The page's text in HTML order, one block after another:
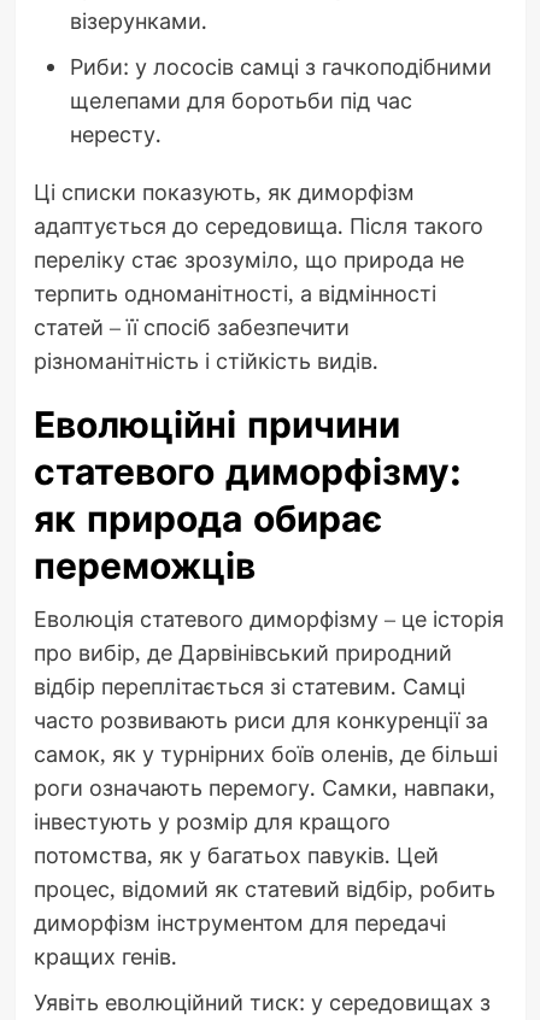
візерунками.
Риби: у лососів самці з гачкоподібними
щелепами для боротьби під час
нересту.
Ці списки показують, як диморфізм
адаптується до середовища. Після такого
переліку стає зрозуміло, що природа не
терпить одноманітності, а відмінності
статей – її спосіб забезпечити
різноманітність і стійкість видів.
Еволюційні причини
статевого диморфізму:
як природа обирає
переможців
Еволюція статевого диморфізму – це історія
про вибір, де Дарвінівський природний
відбір переплітається зі статевим. Самці
часто розвивають риси для конкуренції за
самок, як у турнірних боїв оленів, де більші
роги означають перемогу. Самки, навпаки,
інвестують у розмір для кращого
потомства, як у багатьох павуків. Цей
процес, відомий як статевий відбір, робить
диморфізм інструментом для передачі
кращих генів.
Уявіть еволюційний тиск: у середовищах з